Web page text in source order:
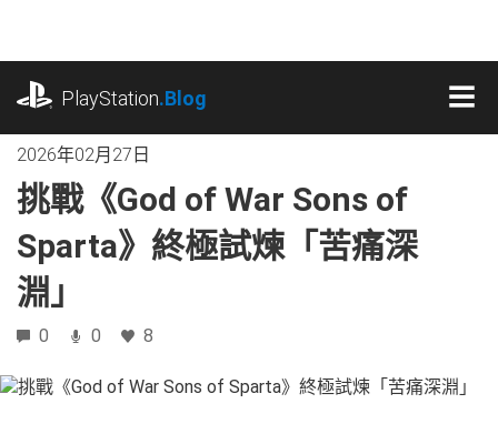
內
PlayStation.Blog
2026年02月27日
挑戰《God of War Sons of
Sparta》終極試煉「苦痛深
淵」
0 0 8